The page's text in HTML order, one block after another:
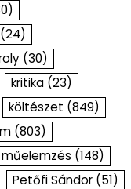
(24)
(30)
kritika (23)
költészet (849)
(803)
műelemzés (148)
Petőfi Sándor (51)